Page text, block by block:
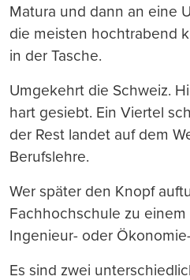
Matura und dann an eine
die meisten hochtrabend
in der Tasche.
Umgekehrt die Schweiz.
hart gesiebt. Ein Viertel
der Rest landet auf dem
Berufslehre.
Wer später den Knopf
Fachhochschule zu
Ingenieur- oder
Es sind zwei